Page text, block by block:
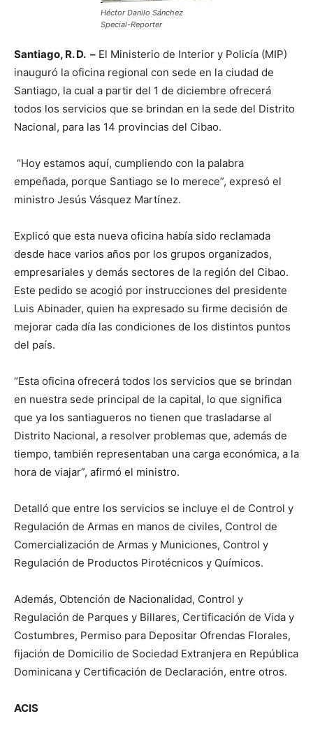
Héctor Danilo Sánchez
Special-Reporter
Santiago, R. D. – El Ministerio de Interior y Policía (MIP)
inauguró la oficina regional con sede en la ciudad de
Santiago, la cual a partir del 1 de diciembre ofrecerá
todos los servicios que se brindan en la sede del Distrito
Nacional, para las 14 provincias del Cibao.
“Hoy estamos aquí, cumpliendo con la palabra
empeñada, porque Santiago se lo merece”, expresó el
ministro Jesús Vásquez Martínez.
Explicó que esta nueva oficina había sido reclamada
desde hace varios años por los grupos organizados,
empresariales y demás sectores de la región del Cibao.
Este pedido se acogió por instrucciones del presidente
Luis Abinader, quien ha expresado su firme decisión de
mejorar cada día las condiciones de los distintos puntos
del país.
“Esta oficina ofrecerá todos los servicios que se brindan
en nuestra sede principal de la capital, lo que significa
que ya los santiagueros no tienen que trasladarse al
Distrito Nacional, a resolver problemas que, además de
tiempo, también representaban una carga económica, a la
hora de viajar”, afirmó el ministro.
Detalló que entre los servicios se incluye el de Control y
Regulación de Armas en manos de civiles, Control de
Comercialización de Armas y Municiones, Control y
Regulación de Productos Pirotécnicos y Químicos.
Además, Obtención de Nacionalidad, Control y
Regulación de Parques y Billares, Certificación de Vida y
Costumbres, Permiso para Depositar Ofrendas Florales,
fijación de Domicilio de Sociedad Extranjera en República
Dominicana y Certificación de Declaración, entre otros.
ACIS